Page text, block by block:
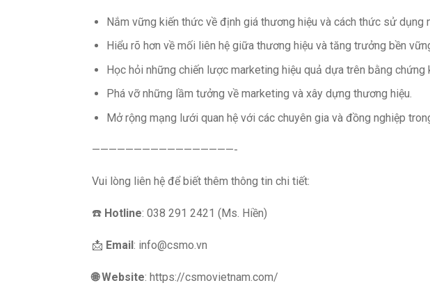
Nắm vững kiến thức về định giá thương hiệu và cách thức sử dụng
Hiểu rõ hơn về mối liên hệ giữa thương hiệu và tăng trưởng bền
Học hỏi những chiến lược marketing hiệu quả dựa trên bằng chứng
Phá vỡ những lầm tưởng về marketing và xây dựng thương hiệu.
Mở rộng mạng lưới quan hệ với các chuyên gia và đồng nghiệp
—————————————————-
Vui lòng liên hệ để biết thêm thông tin chi tiết:
☎️ Hotline: 038 291 2421 (Ms. Hiền)
📩 Email: info@csmo.vn
🌐 Website: https://csmovietnam.com/